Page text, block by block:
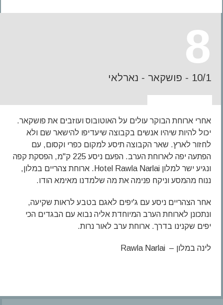
8
10/1 - פושקאר - נארלאי
אחרי ארוחת הבוקר עולים על האוטובוס ועוזבים את פושקאר.
יכול להיות שיהיו אנשים בקבוצה שיעדיפו להישאר שם ולא
לחזור לארץ. שאר הקבוצה תיסע למקום כפרי וקסום, עם
הפתעה יפה לארוחת הערב. הפעם ניסע 225 ק"מ, הפסקת קפה
ונגיע ישר למלון Hotel Rawla Narlai. ארוחת צהריים במלון,
ננוח מהמסע וניקח פנימה את מה שלמדנו מאימא הודו.
אחר הצהריים ניסע עם ג'יפים לאגם בטבע לראות שקיעה,
ונתכונן לארוחת הערב המיוחדת אליה נבוא עם הבגדים הכי
יפים שקנינו בדרך. ארוחת ערב לאור נרות.
לינה במלון – Rawla Narlai